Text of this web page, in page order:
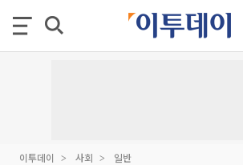
이투데이 사회 일반